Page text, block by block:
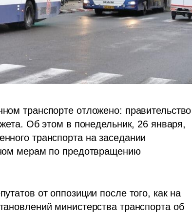
транспорте отложено: правительство
Об этом в понедельник, 26 января,
транспорта на заседании
мерам по предотвращению
от оппозиции после того, как на
прошлой неделе был опубликован проект постановлений министерства транспорта об